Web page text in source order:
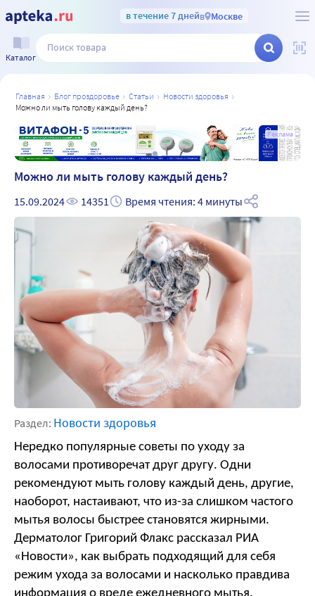
в течение 7 днейв Москве
Каталог
главная блог проздоровье статьи
новости здоровья
можно ли мыть голову каждый день?
Реклама
Можно ли мыть голову каждый день?
15.09.2024 14351 Время чтения: 4 минуты
Раздел: Новости здоровья
Нередко популярные советы по уходу за
волосами противоречат друг другу. Одни
рекомендуют мыть голову каждый день, другие,
наоборот, настаивают, что из-за слишком частого
мытья волосы быстрее становятся жирными.
Дерматолог Григорий Флакс рассказал РИА
«Новости», как выбрать подходящий для себя
режим ухода за волосами и насколько правдива